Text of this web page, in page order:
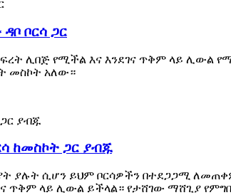
ቦርሳ ጋር
ሊበጅ የሚችል እና እንደገና ጥቅም ላይ ሊውል
መስኮት አለው።
ከመስኮት ጋር ያብጁ
ያሉት ሲሆን ይህም ቦርሳዎችን በተደጋጋሚ
ጥቅም ላይ ሊውል ይችላል። የታሸገው ማሸጊያ